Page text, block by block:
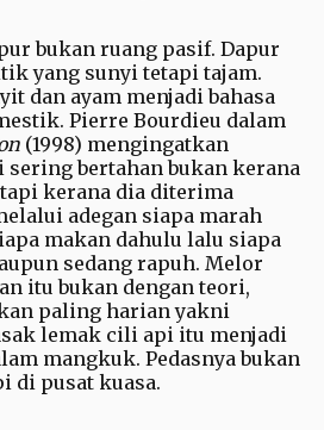
bukan ruang pasif. Dapur
yang sunyi tetapi tajam.
dan ayam menjadi bahasa
Pierre Bourdieu dalam
(1998) mengingatkan
sering bertahan bukan kerana
kerana dia diterima
adegan siapa marah
makan dahulu lalu siapa
sedang rapuh. Melor
itu bukan dengan teori,
paling harian yakni
lemak cili api itu menjadi
mangkuk. Pedasnya bukan
di pusat kuasa.